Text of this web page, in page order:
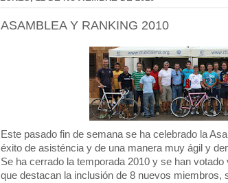
ASAMBLEA Y RANKING 2010
Este pasado fin de semana se ha celebrado la
éxito de asisténcia y de una manera muy ágil y
Se ha cerrado la temporada 2010 y se han
que destacan la inclusión de 8 nuevos miembros,